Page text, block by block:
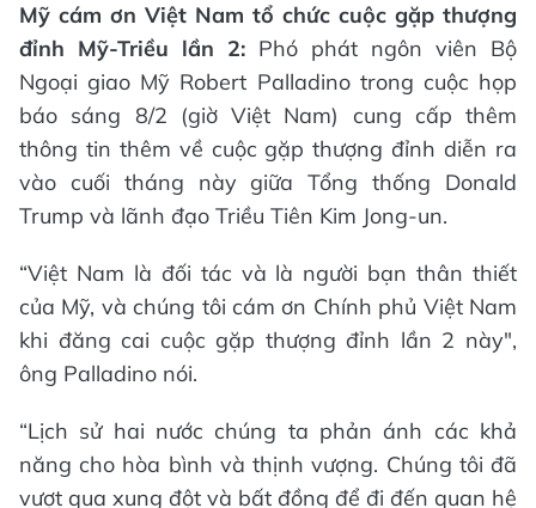
Mỹ cám ơn Việt Nam tổ chức cuộc gặp thượng
đỉnh Mỹ-Triều lần 2: Phó phát ngôn viên Bộ
Ngoại giao Mỹ Robert Palladino trong cuộc họp
báo sáng 8/2 (giờ Việt Nam) cung cấp thêm
thông tin thêm về cuộc gặp thượng đỉnh diễn ra
vào cuối tháng này giữa Tổng thống Donald
Trump và lãnh đạo Triều Tiên Kim Jong-un.
“Việt Nam là đối tác và là người bạn thân thiết
của Mỹ, và chúng tôi cám ơn Chính phủ Việt Nam
khi đăng cai cuộc gặp thượng đỉnh lần 2 này",
ông Palladino nói.
“Lịch sử hai nước chúng ta phản ánh các khả
năng cho hòa bình và thịnh vượng. Chúng tôi đã
vượt qua xung đột và bất đồng để đi đến quan hệ